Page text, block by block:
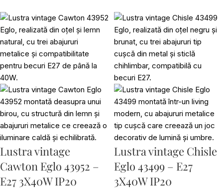
Lustra vintage
Cawton Eglo 43952 –
E27 3X40W IP20
Lustra vintage Chisle
Eglo 43499 – E27
3X40W IP20